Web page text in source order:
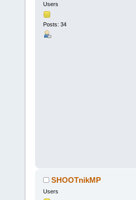
Users
Posts: 34
SHOOTnikMP
Users